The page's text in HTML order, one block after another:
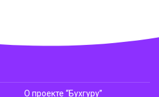
О проекте “Бухгуру”